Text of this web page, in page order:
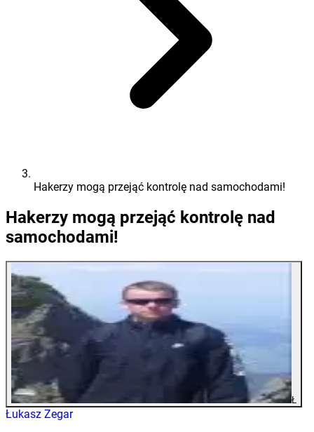
Hakerzy mogą przejąć kontrolę nad samochodami!
Hakerzy mogą przejąć kontrolę nad
samochodami!
Ł
Łukasz Zegar